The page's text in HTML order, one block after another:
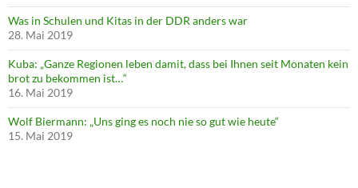
Was in Schulen und Kitas in der DDR anders war
28. Mai 2019
Kuba: „Ganze Regionen leben damit, dass bei Ihnen seit Monaten kein
brot zu bekommen ist…“
16. Mai 2019
Wolf Biermann: „Uns ging es noch nie so gut wie heute“
15. Mai 2019